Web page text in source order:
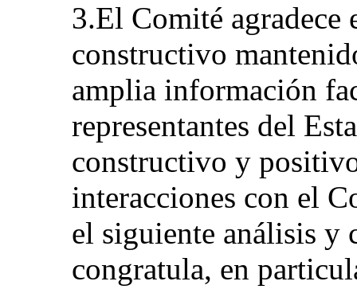
3.El Comité
constructivo
amplia información
representantes del
constructivo y
interacciones con el
el siguiente análisis y
congratula, en